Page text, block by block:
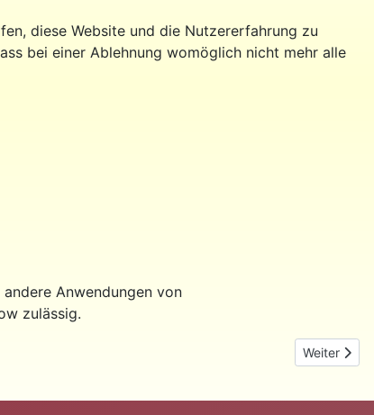
Anwendungen von
zulässig.
Nächster
Weiter
diese Website und die Nutzererfahrung zu
bei einer Ablehnung womöglich nicht mehr alle